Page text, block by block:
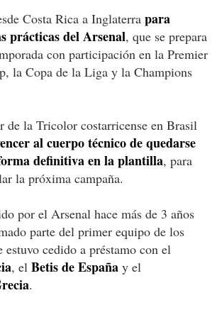
Costa Rica a Inglaterra para
prácticas del Arsenal, que se prepara
con participación en la Premier
la Copa de la Liga y la Champions
de la Tricolor costarricense en Brasil
al cuerpo técnico de quedarse
definitiva en la plantilla, para
la próxima campaña.
por el Arsenal hace más de 3 años
parte del primer equipo de los
estuvo cedido a préstamo con el
, el Betis de España y el
.